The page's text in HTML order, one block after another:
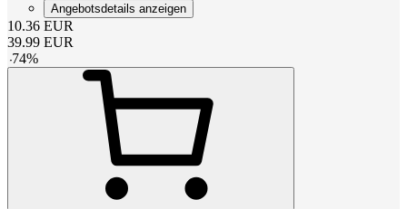
Angebotsdetails anzeigen
10.36 EUR
39.99 EUR
-74%